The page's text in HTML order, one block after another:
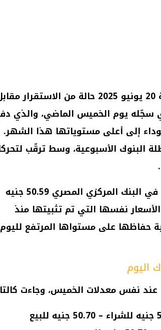
يشهد سعر الدولار اليوم الجمعة 20 يونيو 2025 حالة من الاستقرار
سجّله يوم الخميس الماضي، والذي
إلى أعلى مستوياتها هذا الشهر.
البنوك الأسبوعية، وسط ترقّب
وسجّل سعر الدولار مقابل الجنيه في البنك المركزي المصري 50.59 جنيه
وهي الأسعار نفسها التي تم تثبيتها منذ
حفاظها على مستواها المرتفع لليوم
اليوم
عند نفس معدلات الخميس، وجاءت